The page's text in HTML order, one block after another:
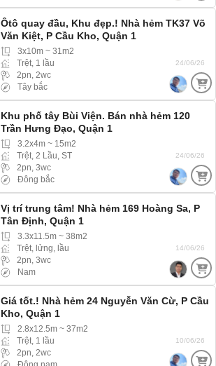
Ôtô quay đầu, Khu đẹp.! Nhà hẻm TK37 Võ
Văn Kiệt, P Cầu Kho, Quận 1
3x10m ~ 31m2
Trệt, 1 lầu
2pn, 2wc
Tây bắc
24/06/26
Khu phố tây Bùi Viện. Bán nhà hẻm 120
Trần Hưng Đạo, Quận 1
3.2x4m ~ 15m2
Trệt, 2 Lầu, ST
2pn, 3wc
Đông bắc
24/06/26
Vị trí trung tâm! Nhà hẻm 169 Hoàng Sa, P
Tân Định, Quận 1
3.3x11.5m ~ 38m2
Trệt, lửng, lầu
2pn, 3wc
Nam
14/06/26
Giá tốt.! Nhà hẻm 24 Nguyễn Văn Cừ, P Cầu
Kho, Quận 1
2.8x12.5m ~ 37m2
Trệt, 1 lầu
2pn, 2wc
10/06/26